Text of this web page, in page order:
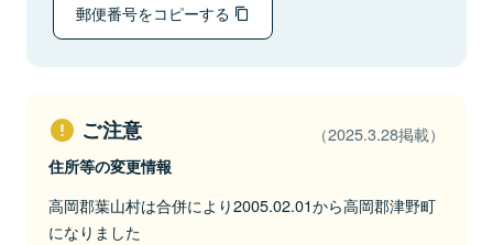
郵便番号をコピーする
ご注意 （2025.3.28掲載）
住所等の変更情報
高岡郡葉山村は合併により2005.02.01から高岡郡津野町
になりました